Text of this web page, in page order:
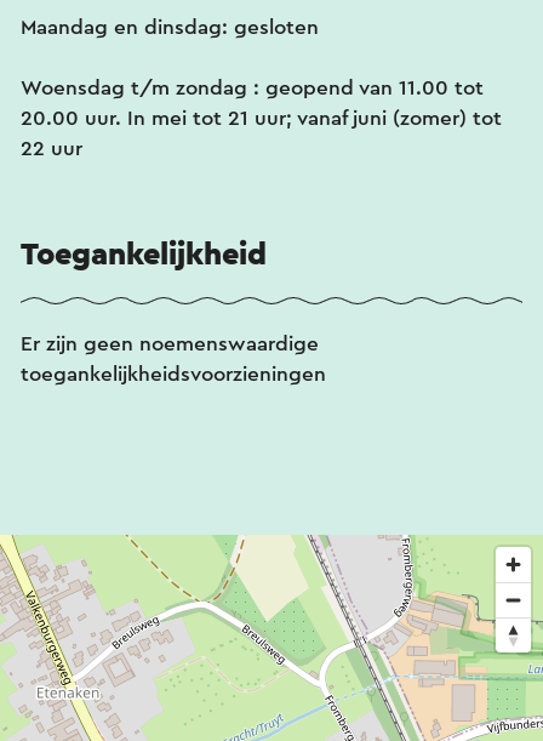
Maandag en dinsdag: gesloten
Woensdag t/m zondag : geopend van 11.00 tot
20.00 uur. In mei tot 21 uur; vanaf juni (zomer) tot
22 uur
Toegankelijkheid
Er zijn geen noemenswaardige
toegankelijkheidsvoorzieningen